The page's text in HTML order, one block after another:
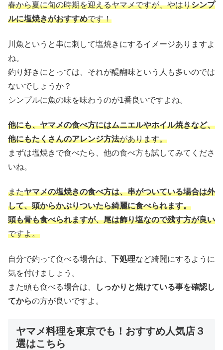
春から夏に旬の時期を迎えるヤマメですが、やはりシンプ
ルに塩焼きがおすすめです！
川魚というと串に刺して塩焼きにするイメージありますよ
ね。
釣り好きにとっては、それが醍醐味という人も多いのでは
ないでしょうか？
シンプルに魚の味を味わうのが1番良いですよね。
他にも、ヤマメの食べ方にはムニエルやホイル焼きなど、
他にもたくさんのアレンジ方法があります。
まずは塩焼きで食べたら、他の食べ方も試してみてくださ
いね。
またヤマメの塩焼きの食べ方は、串がついている場合は外
して、頭からかぶりついたら綺麗に食べられます。
頭も骨も食べられますが、尾は飾り塩なので残す方が良い
ですよ。
自分で釣って食べる場合は、 下処理など綺麗にするように
気を付けましょう。
また頭も食べる場合は、
しっかりと焼けている事を確認し
てからの方が良いですよ。
ヤマメ料理を東京でも！おすすめ人気店３
選はこちら